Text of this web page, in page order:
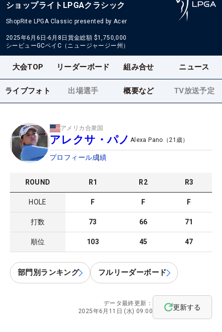
ショップライトLPGAクラシック
ShopRite LPGA Classic presented by Acer
2025年6月6日-6月8日 賞金総額 $1,750,000
シービューGCベイC（ニュージャージー州）
大会TOP リーダーボード 組み合せ ニュース
ライブフォト 出場選手 概要など TV放送予定
アメリカ合衆国
アレクサ・パノ Alexa Pano （ 21 歳）
プロフィール成績
ROUND R1 R2 R3
HOLE F F F
打数 73 66 71
順位 103 45 47
部門別ランキング フルリーダーボード
データ最終更新：
2025年6月11日 (水) 09:00
更新する